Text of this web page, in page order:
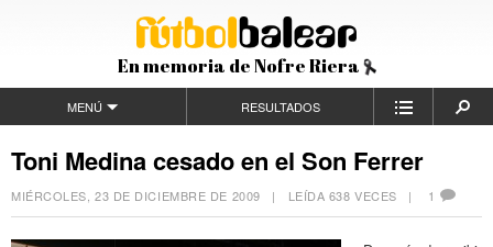
En memoria de Nofre Riera
MENÚ RESULTADOS
Toni Medina cesado en el Son Ferrer
MIÉRCOLES, 23 DE DICIEMBRE DE 2009 | LEÍDA 638 VECES | 1